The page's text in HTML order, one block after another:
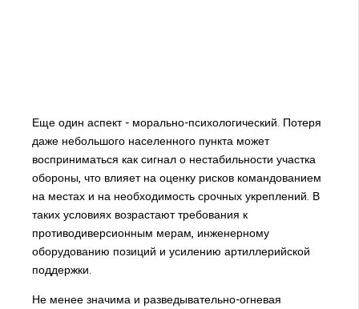
Еще один аспект - морально-психологический. Потеря
даже небольшого населенного пункта может
восприниматься как сигнал о нестабильности участка
обороны, что влияет на оценку рисков командованием
на местах и на необходимость срочных укреплений. В
таких условиях возрастают требования к
противодиверсионным мерам, инженерному
оборудованию позиций и усилению артиллерийской
поддержки.
Не менее значима и разведывательно-огневая